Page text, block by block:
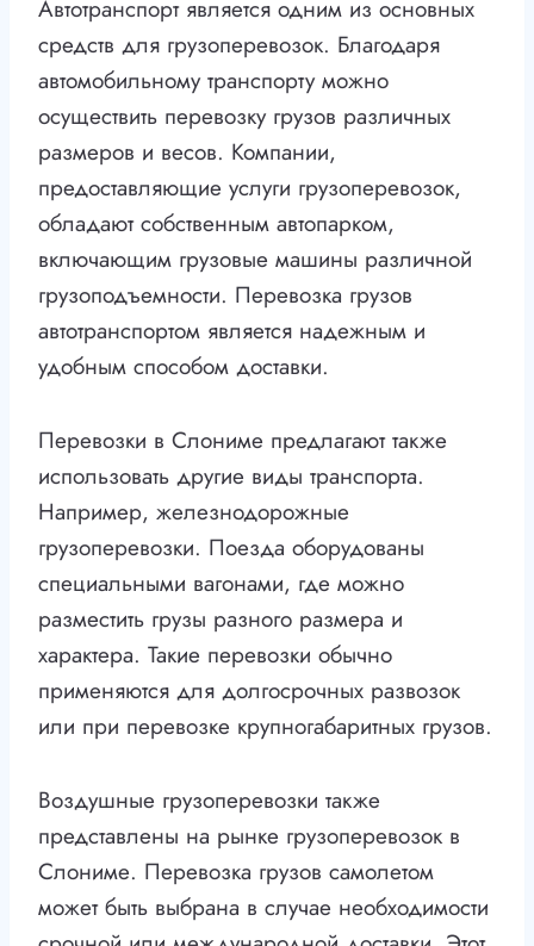
Автотранспорт является одним из основных
средств для грузоперевозок. Благодаря
автомобильному транспорту можно
осуществить перевозку грузов различных
размеров и весов. Компании,
предоставляющие услуги грузоперевозок,
обладают собственным автопарком,
включающим грузовые машины различной
грузоподъемности. Перевозка грузов
автотранспортом является надежным и
удобным способом доставки.
Перевозки в Слониме предлагают также
использовать другие виды транспорта.
Например, железнодорожные
грузоперевозки. Поезда оборудованы
специальными вагонами, где можно
разместить грузы разного размера и
характера. Такие перевозки обычно
применяются для долгосрочных развозок
или при перевозке крупногабаритных грузов.
Воздушные грузоперевозки также
представлены на рынке грузоперевозок в
Слониме. Перевозка грузов самолетом
может быть выбрана в случае необходимости